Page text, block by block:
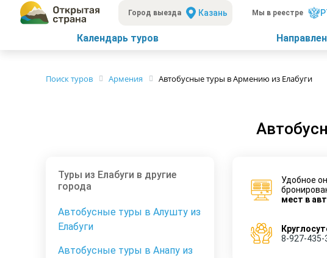
Город выезда Казань Мы в реестре
Календарь туров
Поиск туров Армения Автобусные туры в Армению из Елабуги
Туры из Елабуги в другие
города
Автобусные туры в Алушту из
Елабуги
Автобусные туры в Анапу из
Удобное
мест в
8-927-435-